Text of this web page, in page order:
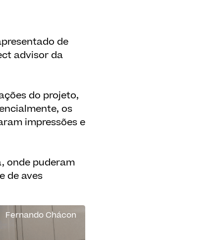
de
advisor da
do projeto,
os
impressões e
onde puderam
de aves
Fernando Chácon